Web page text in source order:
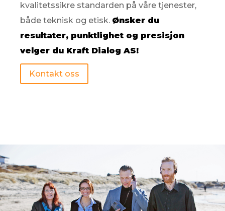
kvalitetssikre standarden på våre tjenester,
både teknisk og etisk. Ønsker du
resultater, punktlighet og presisjon
velger du Kraft Dialog AS!
Kontakt oss